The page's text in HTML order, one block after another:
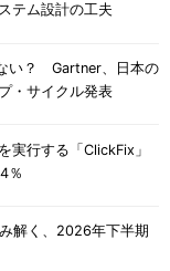
テム設計の工夫
い？ Gartner、日本の
・サイクル発表
実行する「ClickFix」
％
解く、2026年下半期